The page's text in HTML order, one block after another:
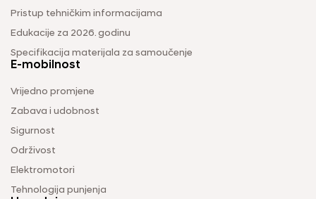
Pristup tehničkim informacijama
Edukacije za 2026. godinu
Specifikacija materijala za samoučenje
E-mobilnost
Vrijedno promjene
Zabava i udobnost
Sigurnost
Održivost
Elektromotori
Tehnologija punjenja